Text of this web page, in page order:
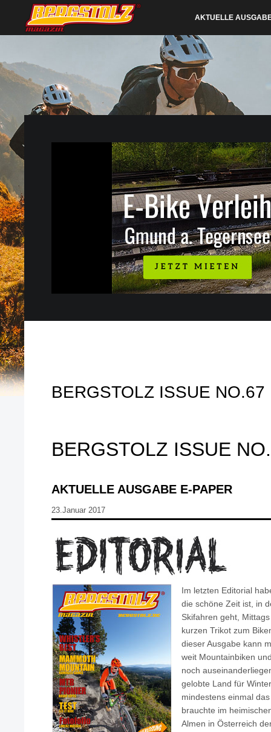
AKTUELLE
BERGSTOLZ ISSUE NO.67
BERGSTOLZ ISSUE
AKTUELLE AUSGABE E-PAPER
23.Januar 2017
Im letzten Editorial
die schöne Zeit ist, in
Skifahren geht,
kurzen Trikot zum
dieser Ausgabe kann
weit Mountainbiken
noch
gelobte Land für
mindestens einmal
brauchte im
Almen in Österreich